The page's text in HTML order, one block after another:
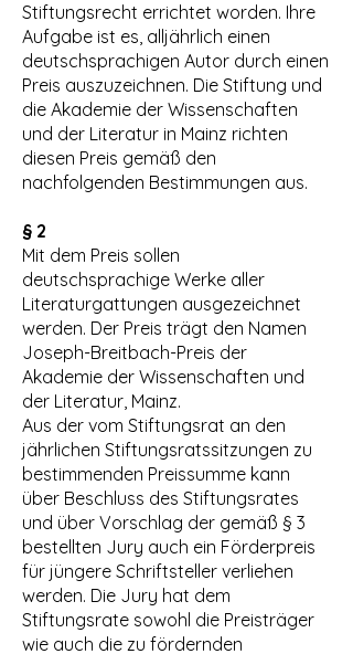
Stiftungsrecht errichtet worden. Ihre
Aufgabe ist es, alljährlich einen
deutschsprachigen Autor durch einen
Preis auszuzeichnen. Die Stiftung und
die Akademie der Wissenschaften
und der Literatur in Mainz richten
diesen Preis gemäß den
nachfolgenden Bestimmungen aus.
§ 2
Mit dem Preis sollen
deutschsprachige Werke aller
Literaturgattungen ausgezeichnet
werden. Der Preis trägt den Namen
Joseph-Breitbach-Preis der
Akademie der Wissenschaften und
der Literatur, Mainz.
Aus der vom Stiftungsrat an den
jährlichen Stiftungsratssitzungen zu
bestimmenden Preissumme kann
über Beschluss des Stiftungsrates
und über Vorschlag der gemäß § 3
bestellten Jury auch ein Förderpreis
für jüngere Schriftsteller verliehen
werden. Die Jury hat dem
Stiftungsrate sowohl die Preisträger
wie auch die zu fördernden